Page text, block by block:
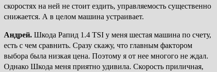
скоростях на ней не стоит ездить, управляемость существенно
снижается. А в целом машина устраивает.
Андрей. Шкода Рапид 1.4 TSI у меня шестая машина по счету,
есть с чем сравнить. Сразу скажу, что главным фактором
выбора была низкая цена. Поэтому я от нее многого не ждал.
Однако Шкода меня приятно удивила. Скорость приличная,